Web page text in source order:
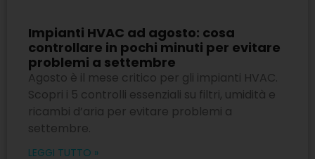
Impianti HVAC ad agosto: cosa
controllare in pochi minuti per evitare
problemi a settembre
Agosto è il mese critico per gli impianti HVAC.
Scopri i 5 controlli essenziali su filtri, umidità e
ricambi d’aria per evitare problemi a
settembre.
LEGGI TUTTO »